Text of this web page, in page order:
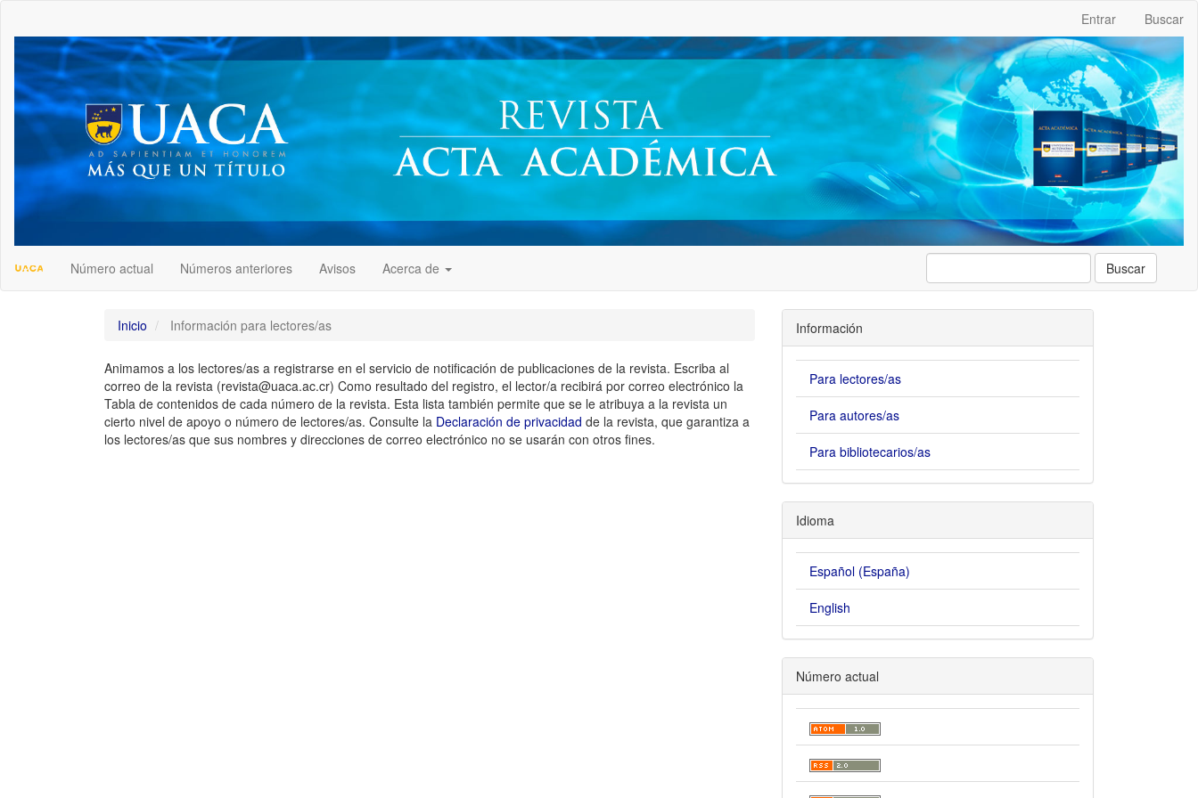
##plugins.themes.bootstrap3.accessible_menu.main_content##
##plugins.themes.bootstrap3.accessible_menu.sidebar##
Entrar Buscar
Número actual Números anteriores Avisos Acerca de Buscar
Inicio Información para lectores/as
Animamos a los lectores/as a registrarse en el servicio de notificación de publicaciones de la revista. Escriba al
correo de la revista (revista@uaca.ac.cr) Como resultado del registro, el lector/a recibirá por correo electrónico la
Tabla de contenidos de cada número de la revista. Esta lista también permite que se le atribuya a la revista un
cierto nivel de apoyo o número de lectores/as. Consulte la Declaración de privacidad de la revista, que garantiza a
los lectores/as que sus nombres y direcciones de correo electrónico no se usarán con otros fines.
Información
Para lectores/as
Para autores/as
Para bibliotecarios/as
Idioma
Español (España)
English
Número actual